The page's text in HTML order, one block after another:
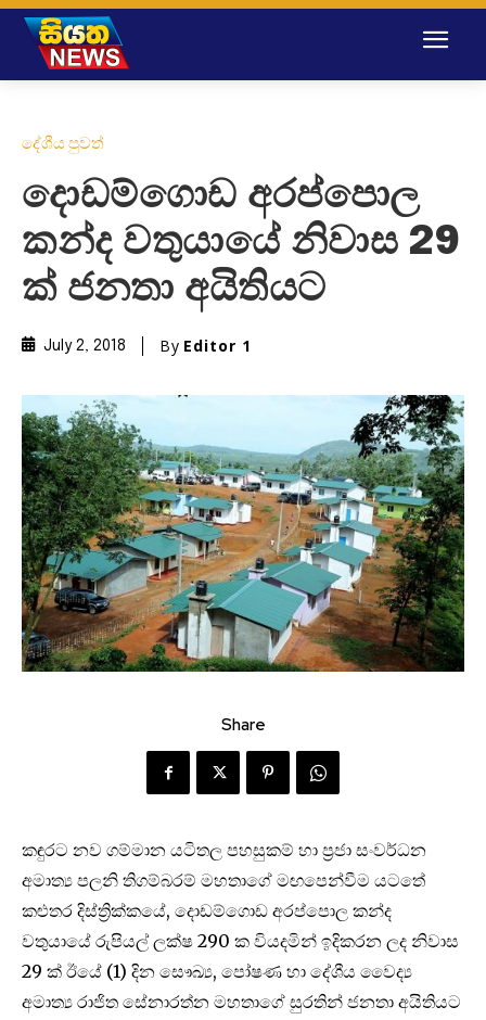
දේශීය පුවත්
දොඩම්ගොඩ අරප්පොල
කන්ද වතුයායේ නිවාස 29
ක් ජනතා අයිතියට
July 2, 2018 By Editor 1
Share
කඳුරට නව ගම්මාන යටිතල පහසුකම් හා ප්‍රජා සංවර්ධන
අමාත්‍ය පලනි තිගම්බරම් මහතාගේ මඟපෙන්වීම යටතේ
කළුතර දිස්ත්‍රික්කයේ, දොඩම්ගොඩ අරප්පොල කන්ද
වතුයායේ රුපියල් ලක්ෂ 290 ක වියදමින් ඉදිකරන ලද නිවාස
29 ක් ඊයේ (1) දින සෞඛ්‍ය, පෝෂණ හා දේශීය වෛද්‍ය
අමාත්‍ය රාජිත සේනාරත්න මහතාගේ සුරතින් ජනතා අයිතියට